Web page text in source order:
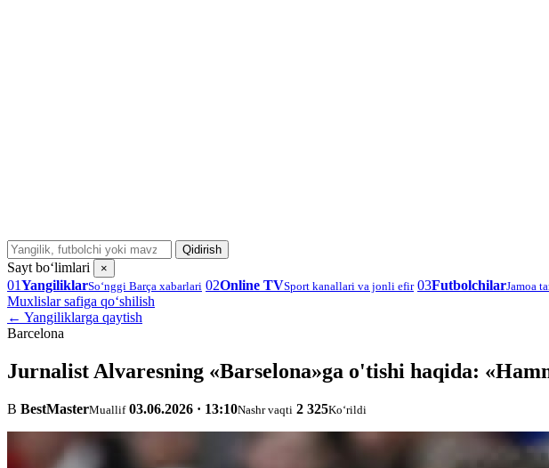
Qidirish
Sayt bo‘limlari ×
01YangiliklarSo‘nggi Barça xabarlari 02Online TVSport kanallari va jonli efir 03FutbolchilarJamoa
Muxlislar safiga qo‘shilish
← Yangiliklarga qaytish
Barcelona
Jurnalist Alvaresning «Barselona»ga o'tishi haqida:
B BestMasterMuallif 03.06.2026 · 13:10Nashr vaqti 2 325Ko‘rildi